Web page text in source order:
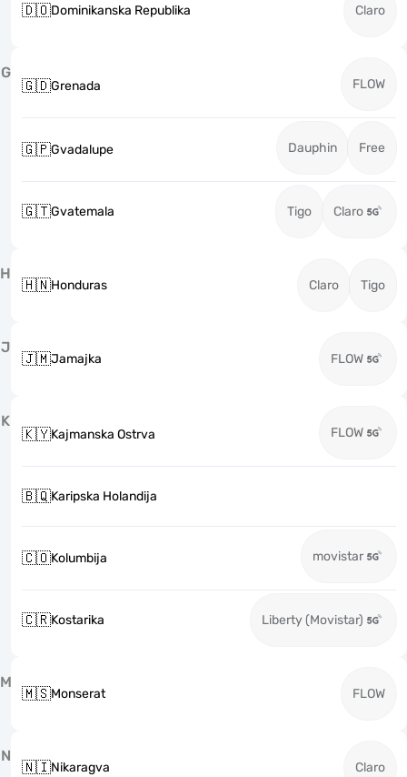
🇩🇴Dominikanska Republika Claro
G
🇬🇩Grenada FLOW
🇬🇵Gvadalupe Dauphin Free
🇬🇹Gvatemala Tigo Claro
H
🇭🇳Honduras Claro Tigo
J
🇯🇲Jamajka FLOW
K
🇰🇾Kajmanska Ostrva FLOW
🇧🇶Karipska Holandija
🇨🇴Kolumbija movistar
🇨🇷Kostarika Liberty (Movistar)
M
🇲🇸Monserat FLOW
N
🇳🇮Nikaragva Claro